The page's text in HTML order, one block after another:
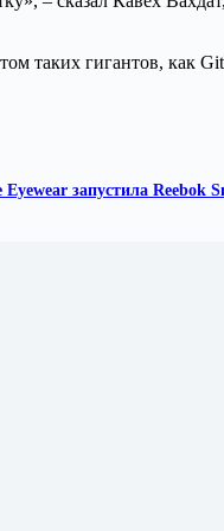
таких гигантов, как
Eyewear запустила